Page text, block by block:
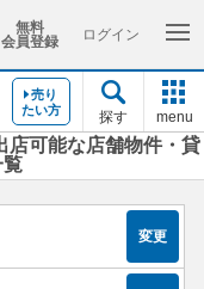
無料
会員登録
ログイン
売り
たい方
探す menu
店可能な店舗物件・貸
覧
変更